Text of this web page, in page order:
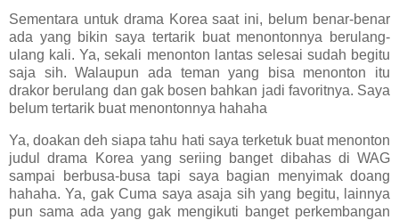
Sementara untuk drama Korea saat ini, belum benar-benar
ada yang bikin saya tertarik buat menontonnya berulang-
ulang kali. Ya, sekali menonton lantas selesai sudah begitu
saja sih. Walaupun ada teman yang bisa menonton itu
drakor berulang dan gak bosen bahkan jadi favoritnya. Saya
belum tertarik buat menontonnya hahaha
Ya, doakan deh siapa tahu hati saya terketuk buat menonton
judul drama Korea yang seriing banget dibahas di WAG
sampai berbusa-busa tapi saya bagian menyimak doang
hahaha. Ya, gak Cuma saya asaja sih yang begitu, lainnya
pun sama ada yang gak mengikuti banget perkembangan